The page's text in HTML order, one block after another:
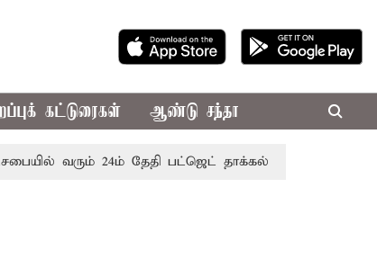
கட்டுரைகள் ஆண்டு சந்தா
வரும் 24ம் தேதி பட்ஜெட் தாக்கல் செய்கிறார் முதல்-